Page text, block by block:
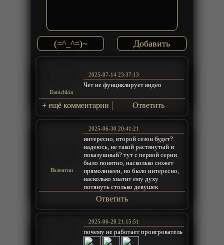
(=^_^=)~
Danichkin
2025-07-14 23:37:13
Чет не фунциклирует видео
+ ещё комментарии Ответить
Валентин
2025-06-30 20:41:21
интересно, второй сезон будет?
надеюсь, не такой растянутый и
показушный? тут с первой серии
было понятно, насколько сюжет
прямолинеен, но было интересно,
насколько хватит ему духу
потянуть столько девушек
Ответить
2025-06-28 21:15:51
почему не работает проигрователь